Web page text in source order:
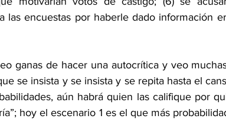
las encuestas por haberle dado información
ganas de hacer una autocrítica y veo
se insista y se insista y se repita hasta el
aún habrá quien las califique por
hoy el escenario 1 es el que más